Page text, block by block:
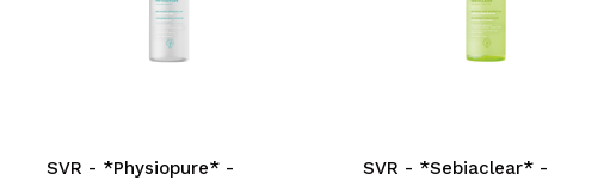
SVR - *Physiopure* -
SVR - *Sebiaclear* -